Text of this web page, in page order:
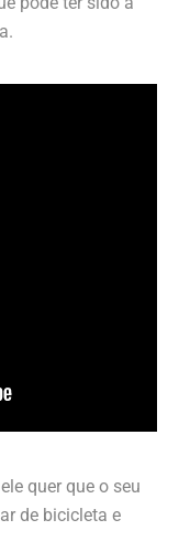
quer que o seu
de bicicleta e